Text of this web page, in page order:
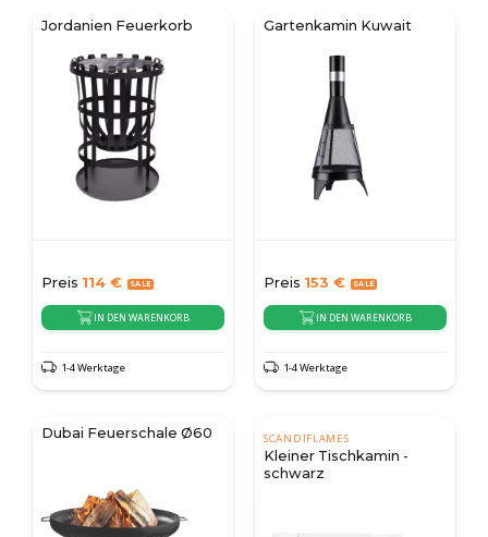
Jordanien Feuerkorb
Preis 114 €
IN DEN WARENKORB
1-4 Werktage
Gartenkamin Kuwait
Preis 153 €
IN DEN WARENKORB
1-4 Werktage
Dubai Feuerschale Ø60 SCANDIFLAMES
Kleiner Tischkamin -
schwarz